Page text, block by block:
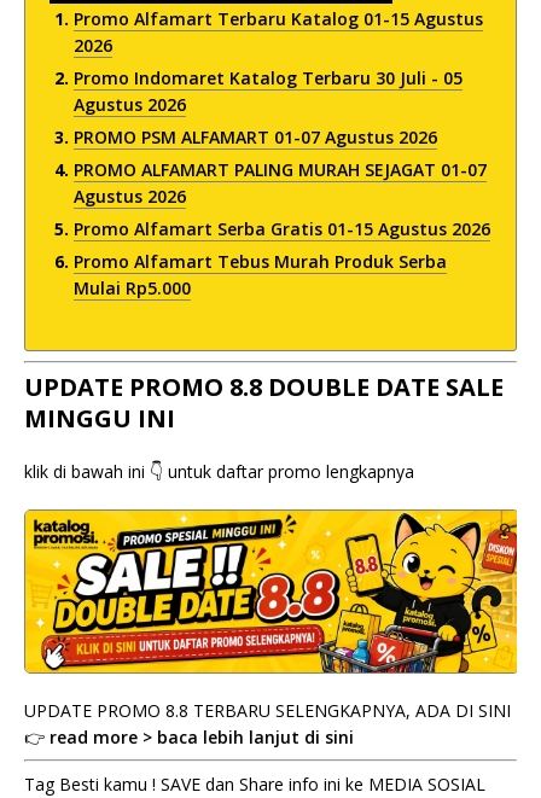
Promo Alfamart Terbaru Katalog 01-15 Agustus
2026
Promo Indomaret Katalog Terbaru 30 Juli - 05
Agustus 2026
PROMO PSM ALFAMART 01-07 Agustus 2026
PROMO ALFAMART PALING MURAH SEJAGAT 01-07
Agustus 2026
Promo Alfamart Serba Gratis 01-15 Agustus 2026
Promo Alfamart Tebus Murah Produk Serba
Mulai Rp5.000
UPDATE PROMO 8.8 DOUBLE DATE SALE
MINGGU INI
klik di bawah ini 👇 untuk daftar promo lengkapnya
UPDATE PROMO 8.8 TERBARU SELENGKAPNYA, ADA DI SINI
👉 read more > baca lebih lanjut di sini
Tag Besti kamu ! SAVE dan Share info ini ke MEDIA SOSIAL